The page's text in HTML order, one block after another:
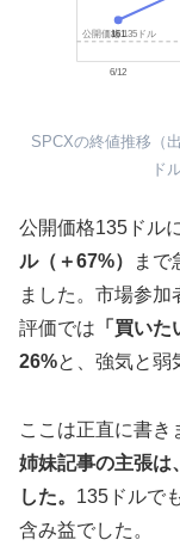
公開価格 135ドル
161
6/12
SPCXの終値推移（
ド
公開価格135ドル
ル（＋67%）
まで
ました。市場参
評価では 「買い
26%と、強気と弱
ここは正直に書き
姉妹記事の主張は
した。 135ドルで
含み益でした。